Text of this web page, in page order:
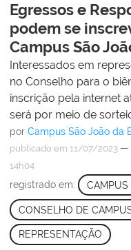
Egressos e
podem se
Campus São
Interessados em
no Conselho para o
inscrição pela internet
será por meio de
por Campus São João da
publicado em 11/07/2023 —
14h04
registrado em: CAMPUS
CONSELHO DE
REPRESENTAÇÃO